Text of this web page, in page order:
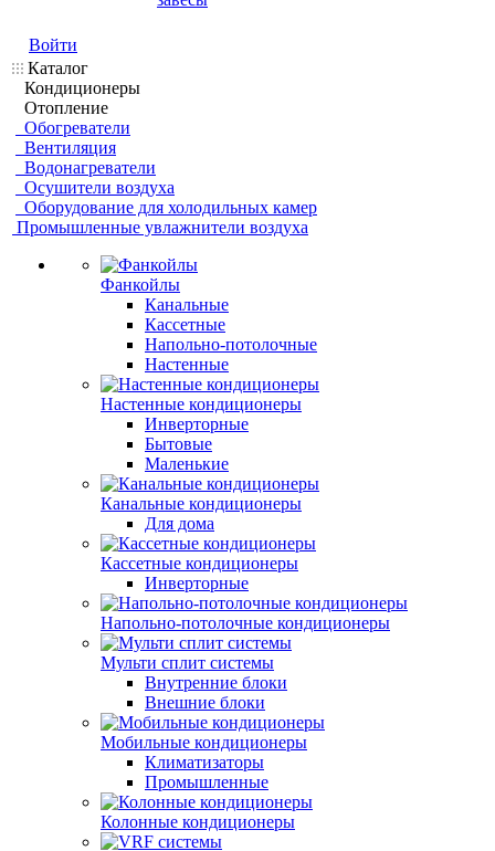
Войти
Каталог
Кондиционеры
Отопление
Обогреватели
Вентиляция
Водонагреватели
Осушители воздуха
Оборудование для холодильных камер
Промышленные увлажнители воздуха
Фанкойлы
Канальные
Кассетные
Напольно-потолочные
Настенные
Настенные кондиционеры
Инверторные
Бытовые
Маленькие
Канальные кондиционеры
Для дома
Кассетные кондиционеры
Инверторные
Напольно-потолочные кондиционеры
Мульти сплит системы
Внутренние блоки
Внешние блоки
Мобильные кондиционеры
Климатизаторы
Промышленные
Колонные кондиционеры